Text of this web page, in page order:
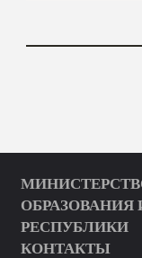
РЕСПУБЛИКИ
КОНТАКТЫ